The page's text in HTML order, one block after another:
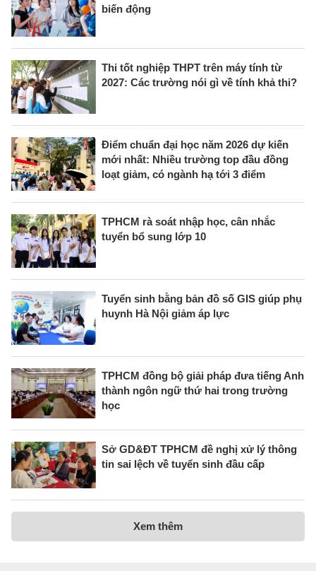
biến động
Thi tốt nghiệp THPT trên máy tính từ
2027: Các trường nói gì về tính khả thi?
Điểm chuẩn đại học năm 2026 dự kiến
mới nhất: Nhiều trường top đầu đồng
loạt giảm, có ngành hạ tới 3 điểm
TPHCM rà soát nhập học, cân nhắc
tuyển bổ sung lớp 10
Tuyển sinh bằng bản đồ số GIS giúp phụ
huynh Hà Nội giảm áp lực
TPHCM đồng bộ giải pháp đưa tiếng Anh
thành ngôn ngữ thứ hai trong trường
học
Sở GD&ĐT TPHCM đề nghị xử lý thông
tin sai lệch về tuyển sinh đầu cấp
Xem thêm